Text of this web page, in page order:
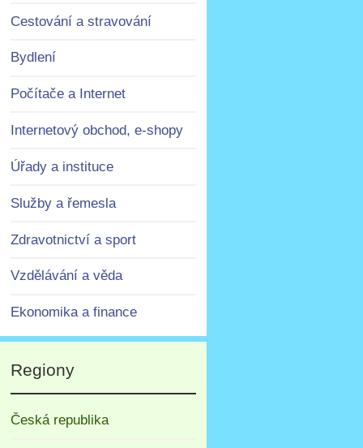
Cestování a stravování
Bydlení
Počítače a Internet
Internetový obchod, e-shopy
Úřady a instituce
Služby a řemesla
Zdravotnictví a sport
Vzdělávání a věda
Ekonomika a finance
Regiony
Česká republika